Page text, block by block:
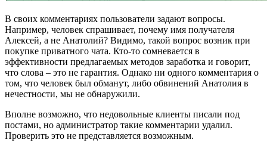
В своих комментариях пользователи задают вопросы.
Например, человек спрашивает, почему имя получателя
Алексей, а не Анатолий? Видимо, такой вопрос возник при
покупке приватного чата. Кто-то сомневается в
эффективности предлагаемых методов заработка и говорит,
что слова – это не гарантия. Однако ни одного комментария о
том, что человек был обманут, либо обвинений Анатолия в
нечестности, мы не обнаружили.
Вполне возможно, что недовольные клиенты писали под
постами, но администратор такие комментарии удалил.
Проверить это не представляется возможным.